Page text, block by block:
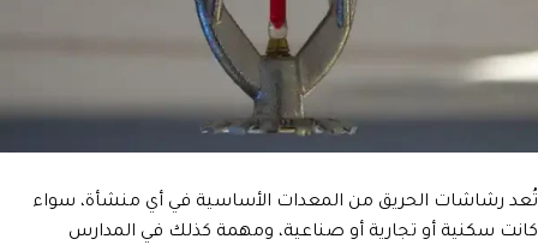
تُعد رشاشات الحريق من المعدات الأساسية في أي منشأة، سواء
كانت سكنية أو تجارية أو صناعية، ومهمة كذلك في المدارس